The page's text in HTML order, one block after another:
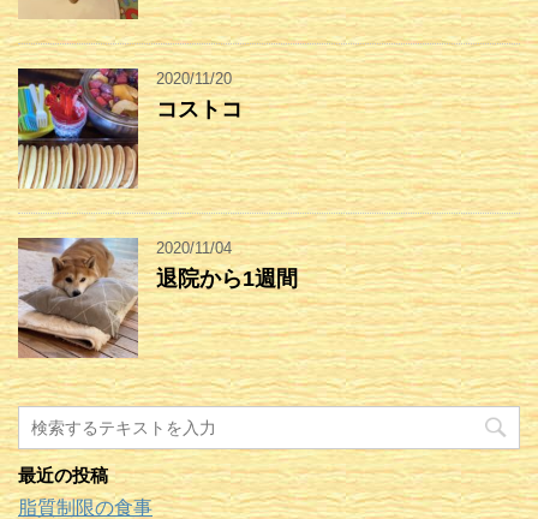
2020/11/20
コストコ
2020/11/04
退院から1週間
最近の投稿
脂質制限の食事